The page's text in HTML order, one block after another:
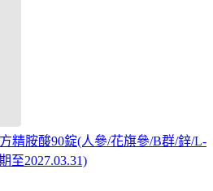
精胺酸90錠(人參/花旗參/B群/鋅/L-
至2027.03.31)